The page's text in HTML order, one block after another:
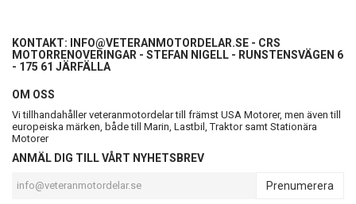
KONTAKT: INFO@VETERANMOTORDELAR.SE - CRS
MOTORRENOVERINGAR - STEFAN NIGELL - RUNSTENSVÄGEN 6
- 175 61 JÄRFÄLLA
OM OSS
Vi tillhandahåller veteranmotordelar till främst USA Motorer, men även till
europeiska märken, både till Marin, Lastbil, Traktor samt Stationära
Motorer
ANMÄL DIG TILL VÅRT NYHETSBREV
Prenumerera